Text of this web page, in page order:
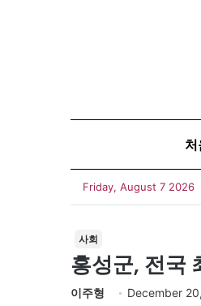
처
Friday, August 7 2026
사회
홍성군, 전국
이주형 December